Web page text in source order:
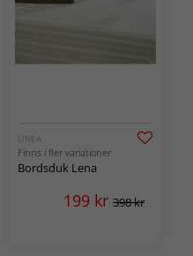
LINEA
Finns i fler variationer
Bordsduk Lena
199 kr 398 kr